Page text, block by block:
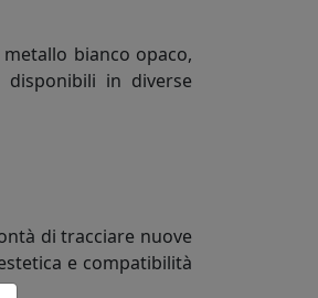
bianco opaco,
in diverse
di tracciare nuove
e compatibilità